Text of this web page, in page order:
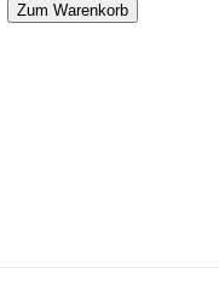
Zum Warenkorb